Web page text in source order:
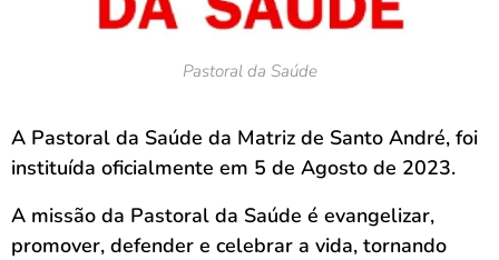
Pastoral da Saúde
A Pastoral da Saúde da Matriz de Santo André, foi
instituída oficialmente em 5 de Agosto de 2023.
A missão da Pastoral da Saúde é evangelizar,
promover, defender e celebrar a vida, tornando